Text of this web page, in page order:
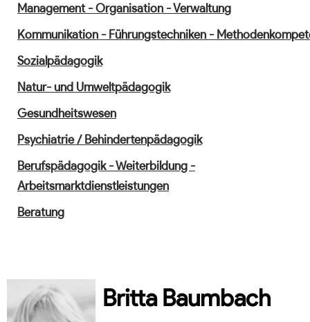
Management - Organisation - Verwaltung
Kommunikation - Führungstechniken -
Sozialpädagogik
Natur- und Umweltpädagogik
Gesundheitswesen
Psychiatrie / Behindertenpädagogik
Berufspädagogik - Weiterbildung -
Arbeitsmarktdienstleistungen
Beratung
Britta Baumbach